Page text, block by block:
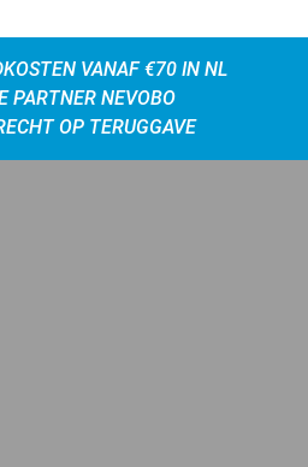
VANAF €70 IN NL
PARTNER NEVOBO
OP TERUGGAVE